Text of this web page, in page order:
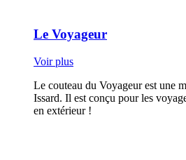
Le Voyageur
Voir plus
Le couteau du Voyageur est une
Issard. Il est conçu pour les
en extérieur !